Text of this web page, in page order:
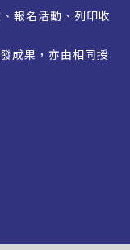
報名活動、列印收
成果，亦由相同授